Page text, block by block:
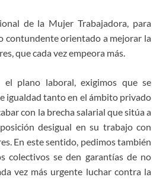
de la Mujer Trabajadora, para
contundente orientado a mejorar la
que cada vez empeora más.
el plano laboral, exigimos que se
igualdad tanto en el ámbito privado
con la brecha salarial que sitúa a
desigual en su trabajo con
En este sentido, pedimos también
colectivos se den garantías de no
vez más urgente luchar contra la